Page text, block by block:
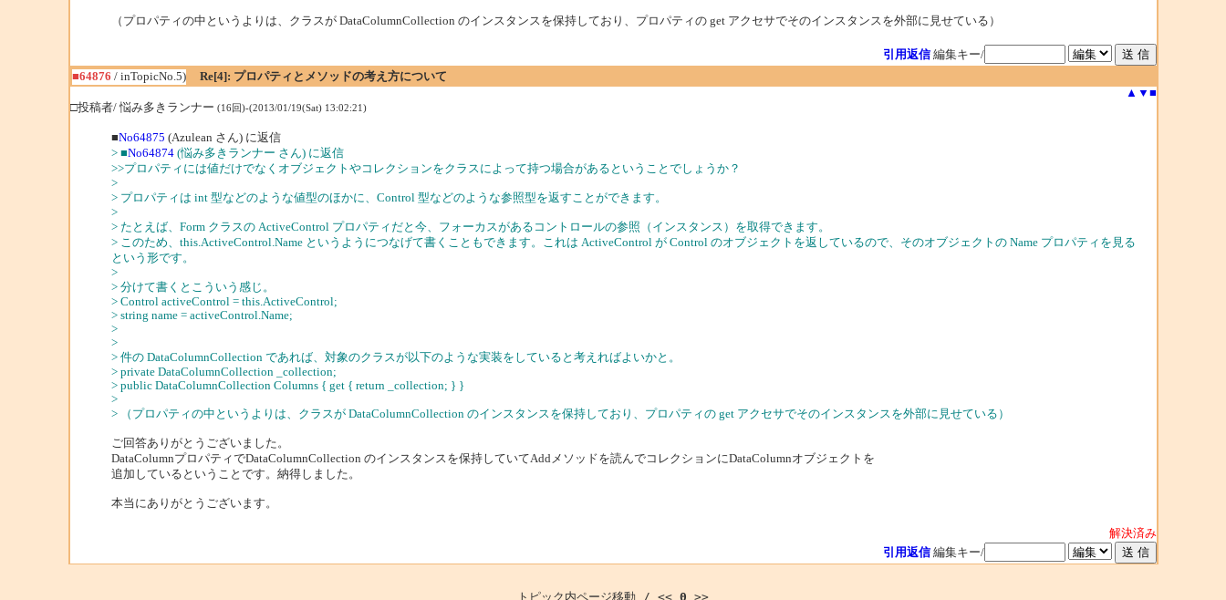
（プロパティの中というよりは、クラスが DataColumnCollection のインスタンスを保持しており、プロパティの get アクセサでそのインスタンスを外部に見せている）
引用返信 編集キー/
■64876 / inTopicNo.5)
Re[4]: プロパティとメソッドの考え方について
▲ ▼ ■
□投稿者/ 悩み多きランナー (16回)-(2013/01/19(Sat) 13:02:21)
■No64875 (Azulean さん) に返信
> ■No64874(悩み多きランナー さん) に返信
>>プロパティには値だけでなくオブジェクトやコレクションをクラスによって持つ場合があるということでしょうか？
>
> プロパティは int 型などのような値型のほかに、Control 型などのような参照型を返すことができます。
>
> たとえば、Form クラスの ActiveControl プロパティだと今、フォーカスがあるコントロールの参照（インスタンス）を取得できます。
> このため、this.ActiveControl.Name というようにつなげて書くこともできます。これは ActiveControl が Control のオブジェクトを返しているので、そのオブジェクトの Name プロパティを見る
という形です。
>
> 分けて書くとこういう感じ。
> Control activeControl = this.ActiveControl;
> string name = activeControl.Name;
>
>
> 件の DataColumnCollection であれば、対象のクラスが以下のような実装をしていると考えればよいかと。
> private DataColumnCollection _collection;
> public DataColumnCollection Columns { get { return _collection; } }
>
> （プロパティの中というよりは、クラスが DataColumnCollection のインスタンスを保持しており、プロパティの get アクセサでそのインスタンスを外部に見せている）
ご回答ありがとうございました。
DataColumnプロパティでDataColumnCollection のインスタンスを保持していてAddメソッドを読んでコレクションにDataColumnオブジェクトを
追加しているということです。納得しました。
本当にありがとうございます。
解決済み
引用返信 編集キー/
トピック内ページ移動 / << 0 >>